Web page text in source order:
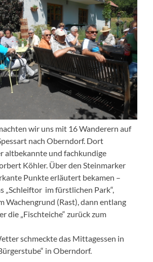
wir uns mit 16 Wanderern auf
nach Oberndorf. Dort
altbekannte und fachkundige
Köhler. Über den Steinmarker
Punkte erläutert bekamen –
„Schleiftor im fürstlichen Park“,
Wachengrund (Rast), dann entlang
die „Fischteiche“ zurück zum
schmeckte das Mittagessen in
in Oberndorf.